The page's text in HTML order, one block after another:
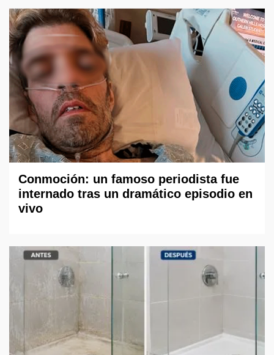
Conmoción: un famoso periodista fue
internado tras un dramático episodio en
vivo